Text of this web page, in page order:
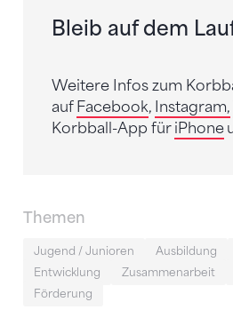
Bleib auf dem
Weitere Infos zum
auf Facebook, Instagram,
Korbball-App für iPhone
Themen
Jugend / Junioren Ausbildung
Entwicklung
Zusammenarbeit
Förderung